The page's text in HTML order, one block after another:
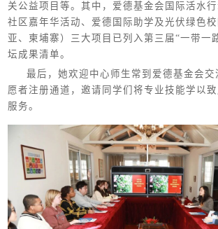
关公益项目等。其中，爱德基金会国际活水
社区嘉年华活动、爱德国际助学及光伏绿色
亚、柬埔寨）三大项目已列入第三届“一带一
坛成果清单。
最后，她欢迎中心师生常到爱德基金会交
愿者注册通道，邀请同学们将专业技能学以
服务。